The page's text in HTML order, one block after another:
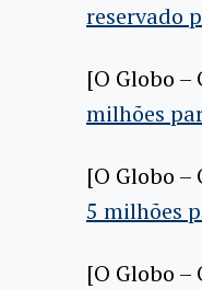
reservado
[O Globo –
milhões
[O Globo –
5 milhões
[O Globo –